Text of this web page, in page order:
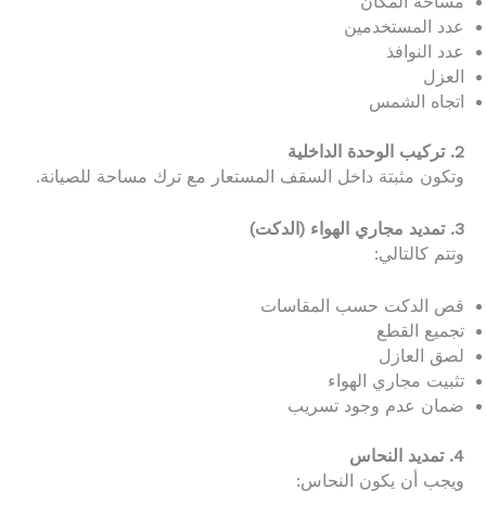
عدد المستخدمين
عدد النوافذ
العزل
اتجاه الشمس
2. تركيب الوحدة الداخلية
وتكون مثبتة داخل السقف المستعار مع ترك مساحة للصيانة.
3. تمديد مجاري الهواء (الدكت)
وتتم كالتالي:
قص الدكت حسب المقاسات
تجميع القطع
لصق العازل
تثبيت مجاري الهواء
ضمان عدم وجود تسريب
4. تمديد النحاس
ويجب أن يكون النحاس: